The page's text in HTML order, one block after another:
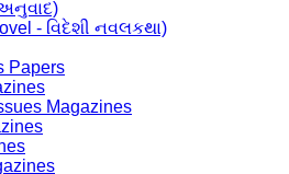
- વિદેશી નવલકથા)
Papers
Magazines